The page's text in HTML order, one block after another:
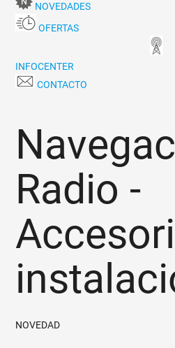
NOVEDADES
OFERTAS
INFOCENTER
CONTACTO
Radio -
NOVEDAD